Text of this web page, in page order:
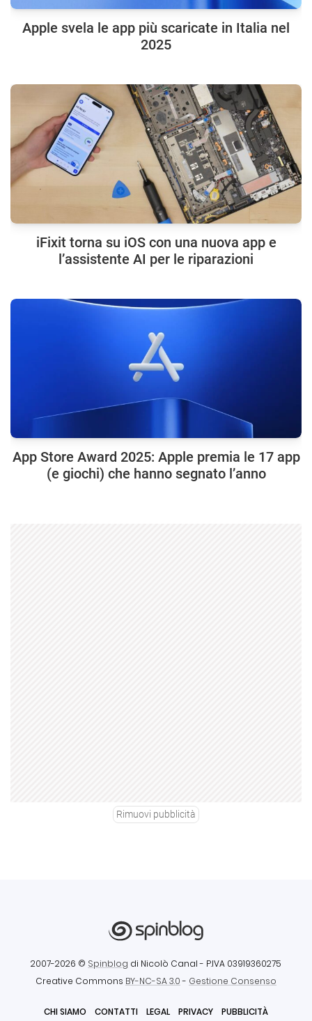
Apple svela le app più scaricate in Italia nel
2025
iFixit torna su iOS con una nuova app e
l’assistente AI per le riparazioni
App Store Award 2025: Apple premia le 17 app
(e giochi) che hanno segnato l’anno
Rimuovi pubblicità
2007-2026 © Spinblog di Nicolò Canal - P.IVA 03919360275
Creative Commons BY-NC-SA 3.0- Gestione Consenso
CHI SIAMO CONTATTI LEGAL PRIVACY PUBBLICITÀ